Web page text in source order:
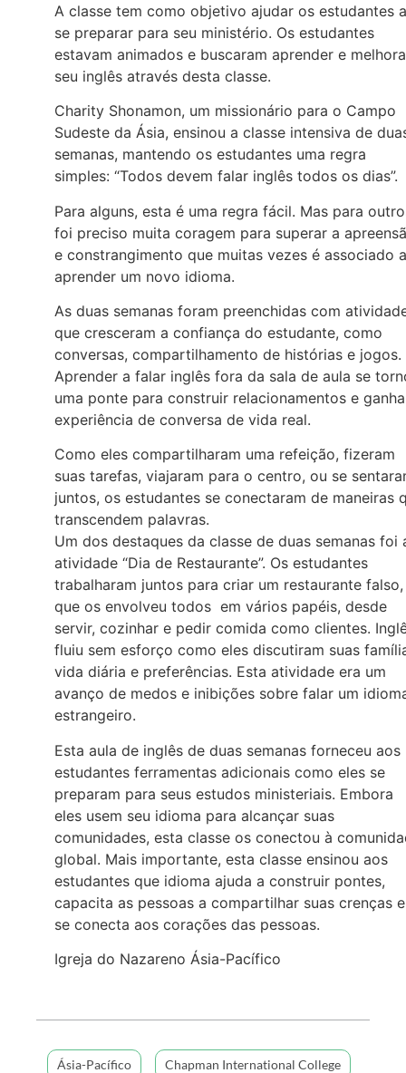
A classe tem como objetivo ajudar os estudantes a
se preparar para seu ministério. Os estudantes
estavam animados e buscaram aprender e
seu inglês através desta classe.
Charity Shonamon, um missionário para o Campo
Sudeste da Ásia, ensinou a classe intensiva de
semanas, mantendo os estudantes uma regra
simples: “Todos devem falar inglês todos os dias”.
Para alguns, esta é uma regra fácil. Mas para
foi preciso muita coragem para superar a
e constrangimento que muitas vezes é associado a
aprender um novo idioma.
As duas semanas foram preenchidas com
que cresceram a confiança do estudante, como
conversas, compartilhamento de histórias e jogos.
Aprender a falar inglês fora da sala de aula se
uma ponte para construir relacionamentos e
experiência de conversa de vida real.
Como eles compartilharam uma refeição, fizeram
suas tarefas, viajaram para o centro, ou se
juntos, os estudantes se conectaram de maneiras
transcendem palavras.
Um dos destaques da classe de duas semanas foi
atividade “Dia de Restaurante”. Os estudantes
trabalharam juntos para criar um restaurante falso,
que os envolveu todos em vários papéis, desde
servir, cozinhar e pedir comida como clientes.
fluiu sem esforço como eles discutiram suas
vida diária e preferências. Esta atividade era um
avanço de medos e inibições sobre falar um
estrangeiro.
Esta aula de inglês de duas semanas forneceu aos
estudantes ferramentas adicionais como eles se
preparam para seus estudos ministeriais. Embora
eles usem seu idioma para alcançar suas
comunidades, esta classe os conectou à
global. Mais importante, esta classe ensinou aos
estudantes que idioma ajuda a construir pontes,
capacita as pessoas a compartilhar suas crenças e
se conecta aos corações das pessoas.
Igreja do Nazareno Ásia-Pacífico
Ásia-Pacífico
Chapman International College